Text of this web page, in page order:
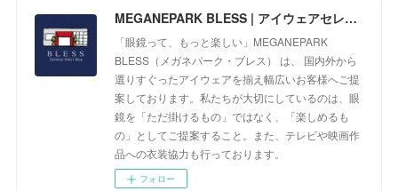
MEGANEPARK BLESS | アイウェアセレクトショップ
「眼鏡って、もっと楽しい」MEGANEPARK
BLESS（メガネパーク・ブレス） は、 国内外から
選りすぐったアイウェアを揃え幅広いお客様へご提
案しております。私たちが大切にしているのは、眼
鏡を「ただ掛けるもの」ではなく、「楽しめるも
の」としてご提案すること。また、テレビや映画作
品への衣装協力も行っております。
フォロー